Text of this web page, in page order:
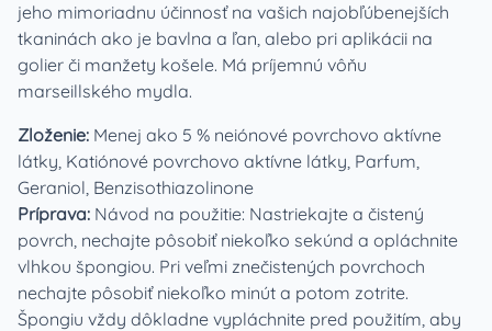
jeho mimoriadnu účinnosť na vašich najobľúbenejších
tkaninách ako je bavlna a ľan, alebo pri aplikácii na
golier či manžety košele. Má príjemnú vôňu
marseillského mydla.
Zloženie: Menej ako 5 % neiónové povrchovo aktívne
látky, Katiónové povrchovo aktívne látky, Parfum,
Geraniol, Benzisothiazolinone
Príprava: Návod na použitie: Nastriekajte a čistený
povrch, nechajte pôsobiť niekoľko sekúnd a opláchnite
vlhkou špongiou. Pri veľmi znečistených povrchoch
nechajte pôsobiť niekoľko minút a potom zotrite.
Špongiu vždy dôkladne vypláchnite pred použitím, aby